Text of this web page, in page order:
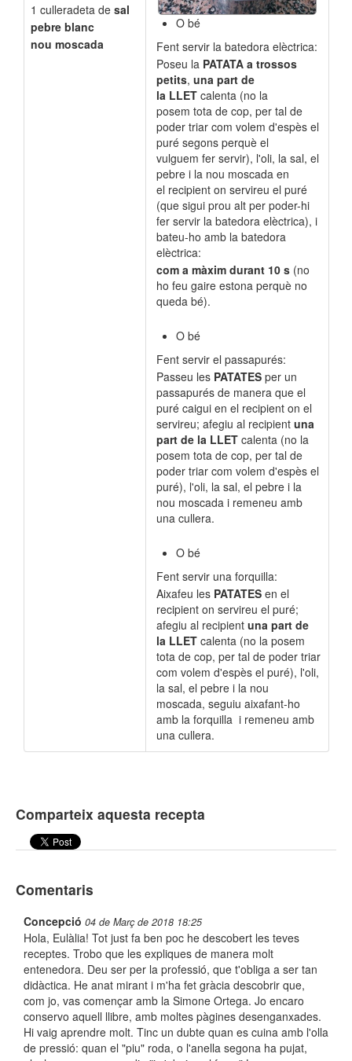
1 culleradeta de sal
pebre blanc
nou moscada
O bé
Fent servir la batedora elèctrica:
Poseu la PATATA a trossos
petits, una part de
la LLETcalenta (no la
posem tota de cop, per tal de
poder triar com volem d'espès el
puré segons perquè el
vulguem fer servir), l'oli, la sal, el
pebre i la nou moscada en
el recipient on servireu el puré
(que sigui prou alt per poder-hi
fer servir la batedora elèctrica), i
bateu-ho amb la batedora
elèctrica:
com a màxim durant 10 s (no
ho feu gaire estona perquè no
queda bé).
O bé
Fent servir el passapurés:
Passeu les PATATESper un
passapurés de manera que el
puré caigui en el recipient on el
servireu; afegiu al recipient una
part de la LLETcalenta (no la
posem tota de cop, per tal de
poder triar com volem d'espès el
puré), l'oli, la sal, el pebre i la
nou moscada i remeneu amb
una cullera.
O bé
Fent servir una forquilla:
Aixafeu les PATATESen el
recipient on servireu el puré;
afegiu al recipient una part de
la LLETcalenta (no la posem
tota de cop, per tal de poder triar
com volem d'espès el puré), l'oli,
la sal, el pebre i la nou
moscada, seguiu aixafant-ho
amb la forquilla i remeneu amb
una cullera.
Comparteix aquesta recepta
Comentaris
Concepció 04 de Març de 2018 18:25
Hola, Eulàlia! Tot just fa ben poc he descobert les teves
receptes. Trobo que les expliques de manera molt
entenedora. Deu ser per la professió, que t'obliga a ser tan
didàctica. He anat mirant i m'ha fet gràcia descobrir que,
com jo, vas començar amb la Simone Ortega. Jo encaro
conservo aquell llibre, amb moltes pàgines desenganxades.
Hi vaig aprendre molt. Tinc un dubte quan es cuina amb l'olla
de pressió: quan el "piu" roda, o l'anella segona ha pujat,